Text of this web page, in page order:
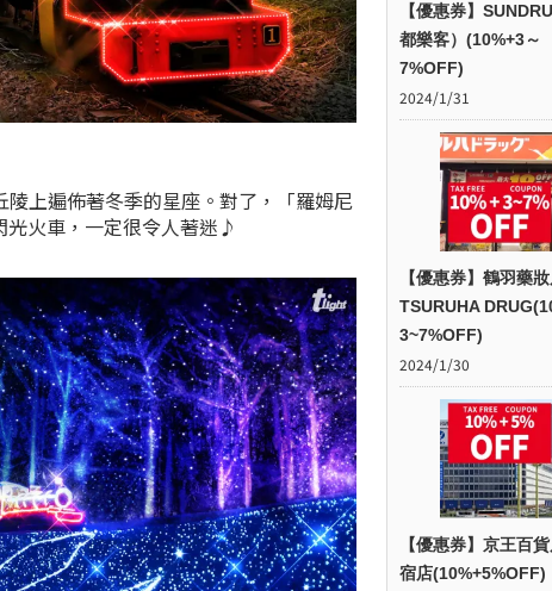
上遍佈著冬季的星座。對了，「羅姆尼
光火車，一定很令人著迷♪
【優惠券】
都樂客）(10%+3～
7%OFF)
2024/1/31
【優惠券】鶴羽藥
TSURUHA
3~7%OFF)
2024/1/30
【優惠券】京王百
宿店(10%+5%OFF)